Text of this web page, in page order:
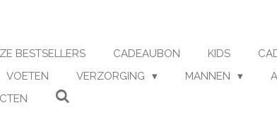
BESTSELLERS CADEAUBON KIDS
VOETEN VERZORGING MANNEN